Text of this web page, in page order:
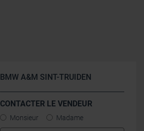
BMW A&M SINT-TRUIDEN
CONTACTER LE VENDEUR
Monsieur Madame